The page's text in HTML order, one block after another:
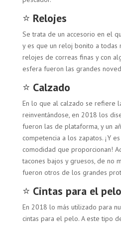
⭐ Relojes
Se trata de un accesorio en el
y es que un reloj bonito a todas
relojes de correas finas y con
esfera fueron las grandes
⭐ Calzado
En lo que al calzado se refiere
reinventándose, en 2018 los
fueron las de plataforma, y un
competencia a los zapatos. ¡Y
comodidad que proporcionan!
tacones bajos y gruesos, de no
fueron otros de los grandes
⭐ Cintas para el pelo
En 2018 lo más utilizado para
cintas para el pelo. A este tipo